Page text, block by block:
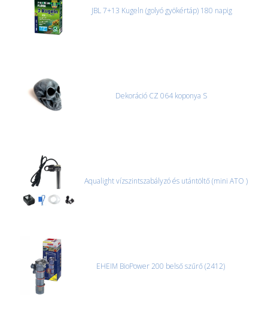
JBL 7+13 Kugeln (golyó gyökértáp) 180 napig
Dekoráció CZ 064 koponya S
Aqualight vízszintszabályzó és utántöltő (mini ATO )
EHEIM BioPower 200 belső szűrő (2412)